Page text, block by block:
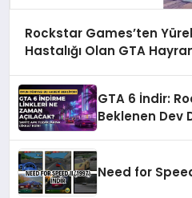
Rockstar Games’ten
Hastalığı Olan GTA
GTA 6 İndir:
Beklenen Dev
Need for